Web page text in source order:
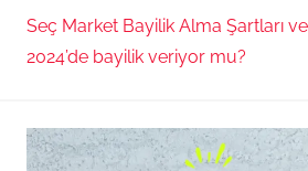
Seç Market Bayilik Alma Şartları
2024’de bayilik veriyor mu?